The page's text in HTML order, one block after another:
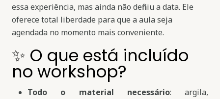
essa experiência, mas ainda não definiu a data. Ele
oferece total liberdade para que a aula seja
agendada no momento mais conveniente.
✨ O que está incluído
no workshop?
Todo o material necessário: argila,